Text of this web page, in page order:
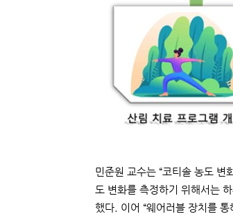
민준원 교수는 “코티솔 농도
도 변화를 측정하기 위해서는
했다. 이어 “웨어러블 장치를